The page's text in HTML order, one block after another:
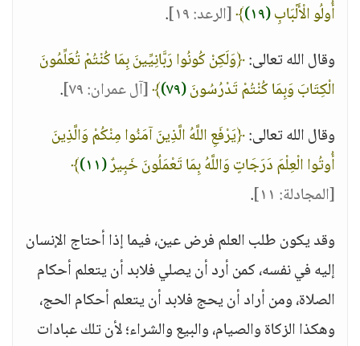
أُولُو الْأَلْبَابِ(١٩) ﴾[الرعد: ١٩]
.
وقال الله تعالى:﴿وَلَكِنْ كُونُوا رَبَّانِيِّينَ بِمَا كُنْتُمْ تُعَلِّمُونَ
الْكِتَابَ وَبِمَا كُنْتُمْ تَدْرُسُونَ(٧٩) ﴾[آل عمران: ٧٩]
.
وقال الله تعالى:﴿يَرْفَعِ اللَّهُ الَّذِينَ آمَنُوا مِنْكُمْ وَالَّذِينَ
أُوتُوا الْعِلْمَ دَرَجَاتٍ وَاللَّهُ بِمَا تَعْمَلُونَ خَبِيرٌ(١١)
﴾
[المجادلة: ١١]
.
وقد يكون طلب العلم فرض عين، فيما إذا أحتاج الإنسان
إليه في نفسه، كمن أرد أن يصلي فلابد أن يتعلم أحكام
الصلاة، ومن أراد أن يحج فلابد أن يتعلم أحكام الحج،
وهكذا الزكاة والصيام، والبيع والشراء؛ لأن تلك عبادات